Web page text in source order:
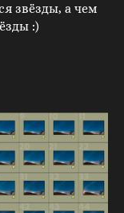
звёзды, а чем
:)